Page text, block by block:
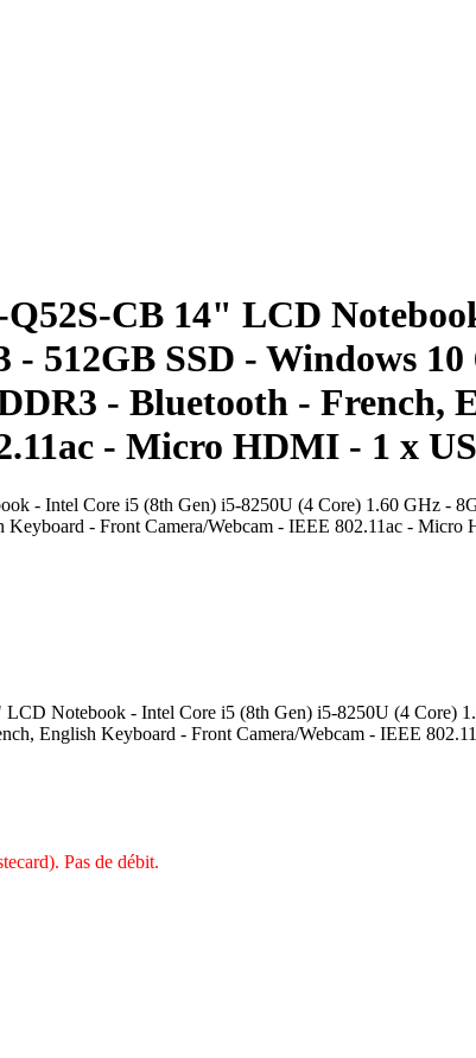
CB 14" LCD
- 512GB SSD - Windows
- Bluetooth - French,
- Micro HDMI - 1 x
Notebook - Intel Core i5 (8th Gen) i5-8250U (4 Core)
English Keyboard - Front Camera/Webcam - IEEE
Pas de débit.